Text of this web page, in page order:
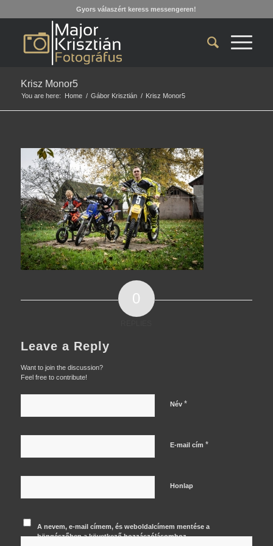
Gyors válaszért keress messengeren!
Krisz Monor5
You are here: Home / Gábor Krisztián / Krisz Monor5
0
Leave a Reply
Want to join the discussion?
Feel free to contribute!
Név *
E-mail cím *
Honlap
A nevem, e-mail címem, és weboldalcímem mentése a
böngészőben a következő hozzászólásomhoz.